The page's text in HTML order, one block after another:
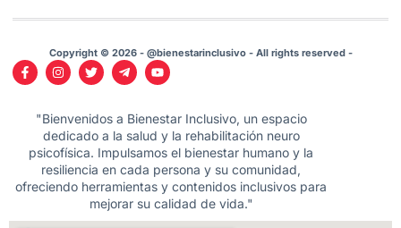
Copyright © 2026 - @bienestarinclusivo - All rights reserved -
"Bienvenidos a Bienestar Inclusivo, un espacio
dedicado a la salud y la rehabilitación neuro
psicofísica. Impulsamos el bienestar humano y la
resiliencia en cada persona y su comunidad,
ofreciendo herramientas y contenidos inclusivos para
mejorar su calidad de vida."